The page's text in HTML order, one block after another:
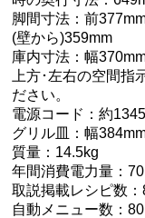
脚間寸法：前
(壁から)359mm
庫内寸法：幅
上方･左右の空間指
ださい。
電源コード：約
グリル皿：幅
質量：14.5kg
年間消費電力量：
取説掲載レシピ数
自動メニュー数：80